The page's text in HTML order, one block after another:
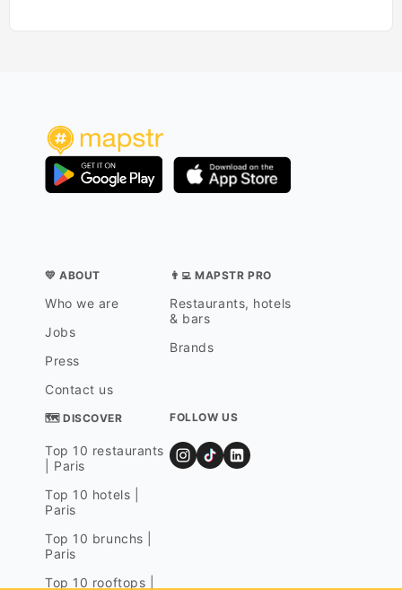
💛 ABOUT
Who we are
Jobs
Press
Contact us
👨‍💻 MAPSTR PRO
Restaurants, hotels
& bars
Brands
🗺 DISCOVER
Top 10 restaurants
| Paris
Top 10 hotels |
Paris
Top 10 brunchs |
Paris
Top 10 rooftops |
FOLLOW US